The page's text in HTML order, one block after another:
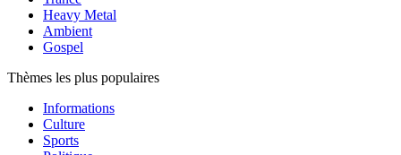
Heavy Metal
Ambient
Gospel
Thèmes les plus populaires
Informations
Culture
Sports